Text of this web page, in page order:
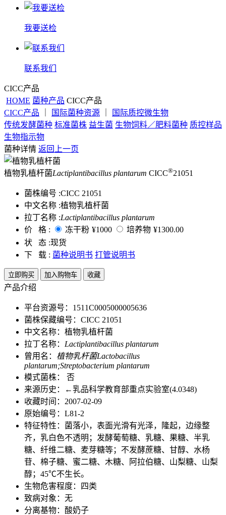
我要送检
联系我们
CICC产品
HOME 菌种产品 CICC产品
CICC产品
国际菌种资源
国际质控微生物
传统发酵菌种 标准菌株 益生菌 生物饲料／肥料菌种 质控样品
生物指示物
菌种详情 返回上一页
植物乳植杆菌Lactiplantibacillus plantarum CICC®21051
菌株编号 :CICC 21051
中文名称 :植物乳植杆菌
拉丁名称 :Lactiplantibacillus plantarum
价 格 :
冻干粉 ¥1000 培养物 ¥1300.00
状 态 :现货
下 载 : 菌种说明书 打管说明书
立即购买 加入购物车 收藏
产品介绍
平台资源号：1511C0005000005636
菌株保藏编号：CICC 21051
中文名称：植物乳植杆菌
拉丁名称： Lactiplantibacillus plantarum
曾用名： 植物乳杆菌Lactobacillus
plantarum;Streptobacterium plantarum
模式菌株： 否
来源历史：←乳品科学教育部重点实验室(4.0348)
收藏时间：2007-02-09
原始编号：L81-2
特征特性：菌落小，表面光滑有光泽，隆起，边缘整
齐，乳白色不透明；发酵葡萄糖、乳糖、果糖、半乳
糖、纤维二糖、麦芽糖等；不发酵蔗糖、甘醇、水杨
苷、棉子糖、蜜二糖、木糖、阿拉伯糖、山梨糖、山梨
醇；45℃不生长。
生物危害程度：四类
致病对象：无
分离基物：酸奶子